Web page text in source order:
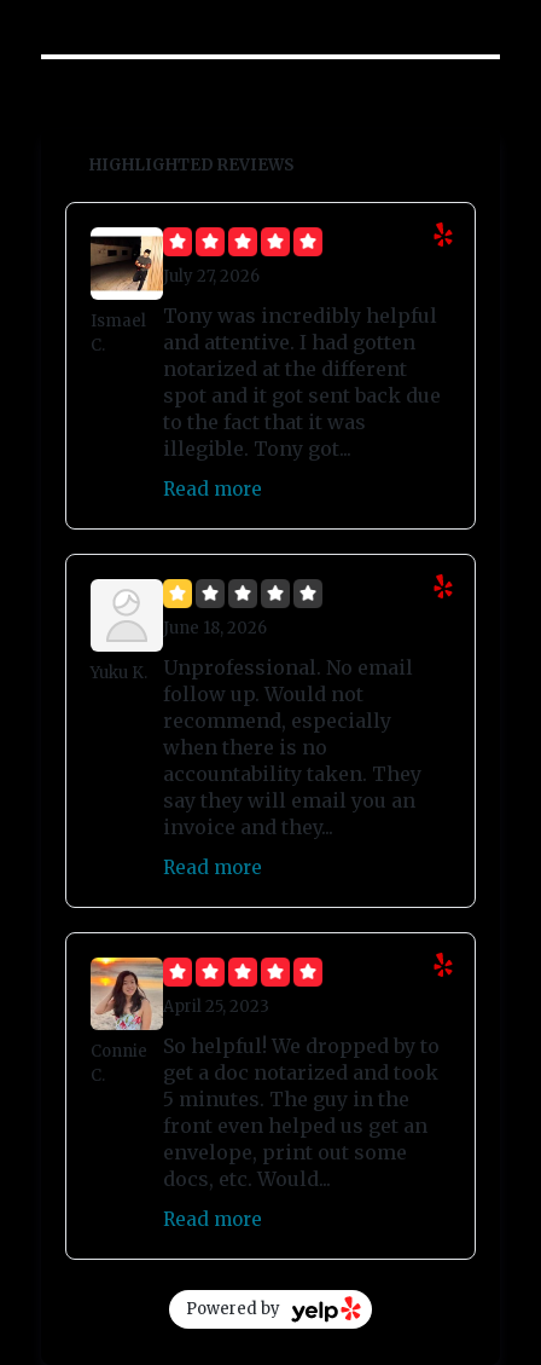
HIGHLIGHTED REVIEWS
Ismael
C.
July 27, 2026
Tony was incredibly helpful
and attentive. I had gotten
notarized at the different
spot and it got sent back due
to the fact that it was
illegible. Tony got...
Read more
Yuku K.
June 18, 2026
Unprofessional. No email
follow up. Would not
recommend, especially
when there is no
accountability taken. They
say they will email you an
invoice and they...
Read more
Connie
C.
April 25, 2023
So helpful! We dropped by to
get a doc notarized and took
5 minutes. The guy in the
front even helped us get an
envelope, print out some
docs, etc. Would...
Read more
Powered by